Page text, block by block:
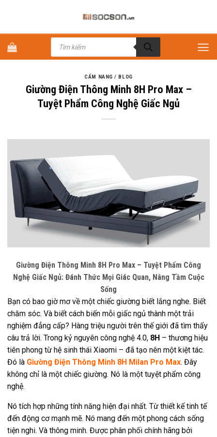
dung
Tìm
kiếm
phẩm
CẨM NANG / BLOG
Giường Điện Thông Minh 8H Pro Max –
Tuyệt Phẩm Công Nghệ Giấc Ngủ
Giường Điện Thông Minh 8H Pro Max – Tuyệt Phẩm Công
Nghệ Giấc Ngủ: Đánh Thức Mọi Giác Quan, Nâng Tầm Cuộc
Sống
Bạn có bao giờ mơ về một chiếc giường biết lắng nghe. Biết
chăm sóc. Và biết cách biến mỗi giấc ngủ thành một trải
nghiệm đẳng cấp? Hàng triệu người trên thế giới đã tìm thấy
câu trả lời. Trong kỷ nguyên công nghệ 4.0, 8H – thương hiệu
tiên phong từ hệ sinh thái Xiaomi – đã tạo nên một kiệt tác.
Đó là Giường Điện Thông Minh 8H Milan Pro Max. Đây
không chỉ là một chiếc giường. Nó là một tuyệt phẩm công
nghệ.
Nó tích hợp những tính năng hiện đại nhất. Từ thiết kế tinh tế
đến động cơ mạnh mẽ. Nó mang đến một phong cách sống
tiện nghi. Và thông minh. Được phân phối chính hãng bởi